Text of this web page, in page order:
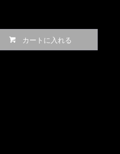
カートに入れる